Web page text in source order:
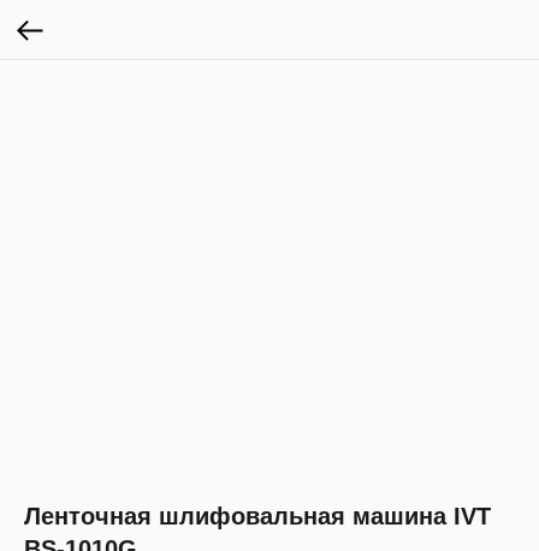
Ленточная шлифовальная машина IVT